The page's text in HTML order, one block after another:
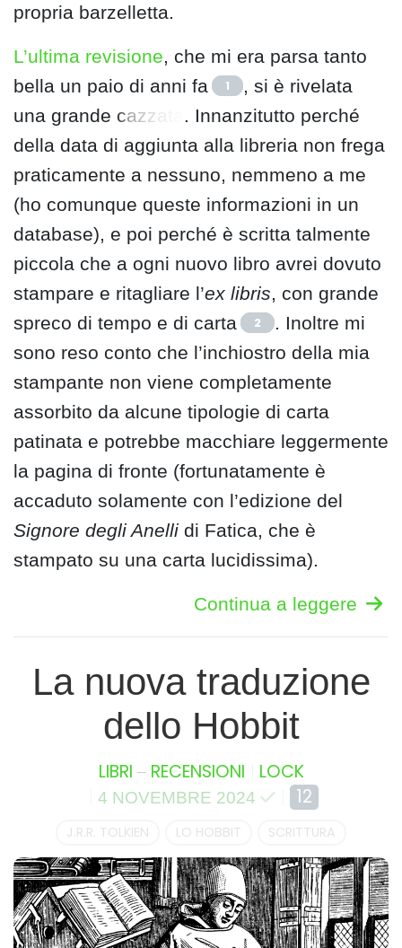
propria barzelletta.
L’ultima revisione, che mi era parsa tanto
bella un paio di anni fa
1
, si è rivelata
una grande cazzata . Innanzitutto perché
della data di aggiunta alla libreria non frega
praticamente a nessuno, nemmeno a me
(ho comunque queste informazioni in un
database), e poi perché è scritta talmente
piccola che a ogni nuovo libro avrei dovuto
stampare e ritagliare l’ex libris, con grande
spreco di tempo e di carta
2
. Inoltre mi
sono reso conto che l’inchiostro della mia
stampante non viene completamente
assorbito da alcune tipologie di carta
patinata e potrebbe macchiare leggermente
la pagina di fronte (fortunatamente è
accaduto solamente con l’edizione del
Signore degli Anelli di Fatica, che è
stampato su una carta lucidissima).
Continua a leggere
La nuova traduzione
dello Hobbit
LIBRI – RECENSIONI LOCK
4 NOVEMBRE 2024 12
J.R.R. TOLKIEN LO HOBBIT SCRITTURA